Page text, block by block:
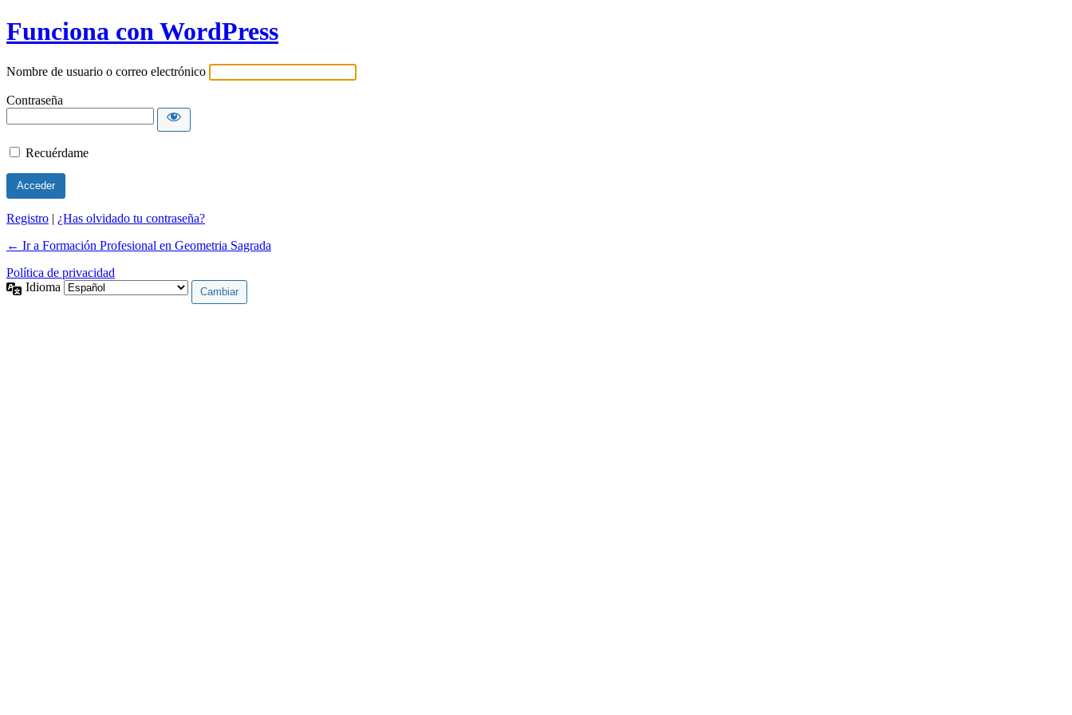
Funciona con WordPress
Nombre de usuario o correo electrónico
Contraseña
Recuérdame
Registro | ¿Has olvidado tu contraseña?
← Ir a Formación Profesional en Geometria Sagrada
Política de privacidad
Idioma